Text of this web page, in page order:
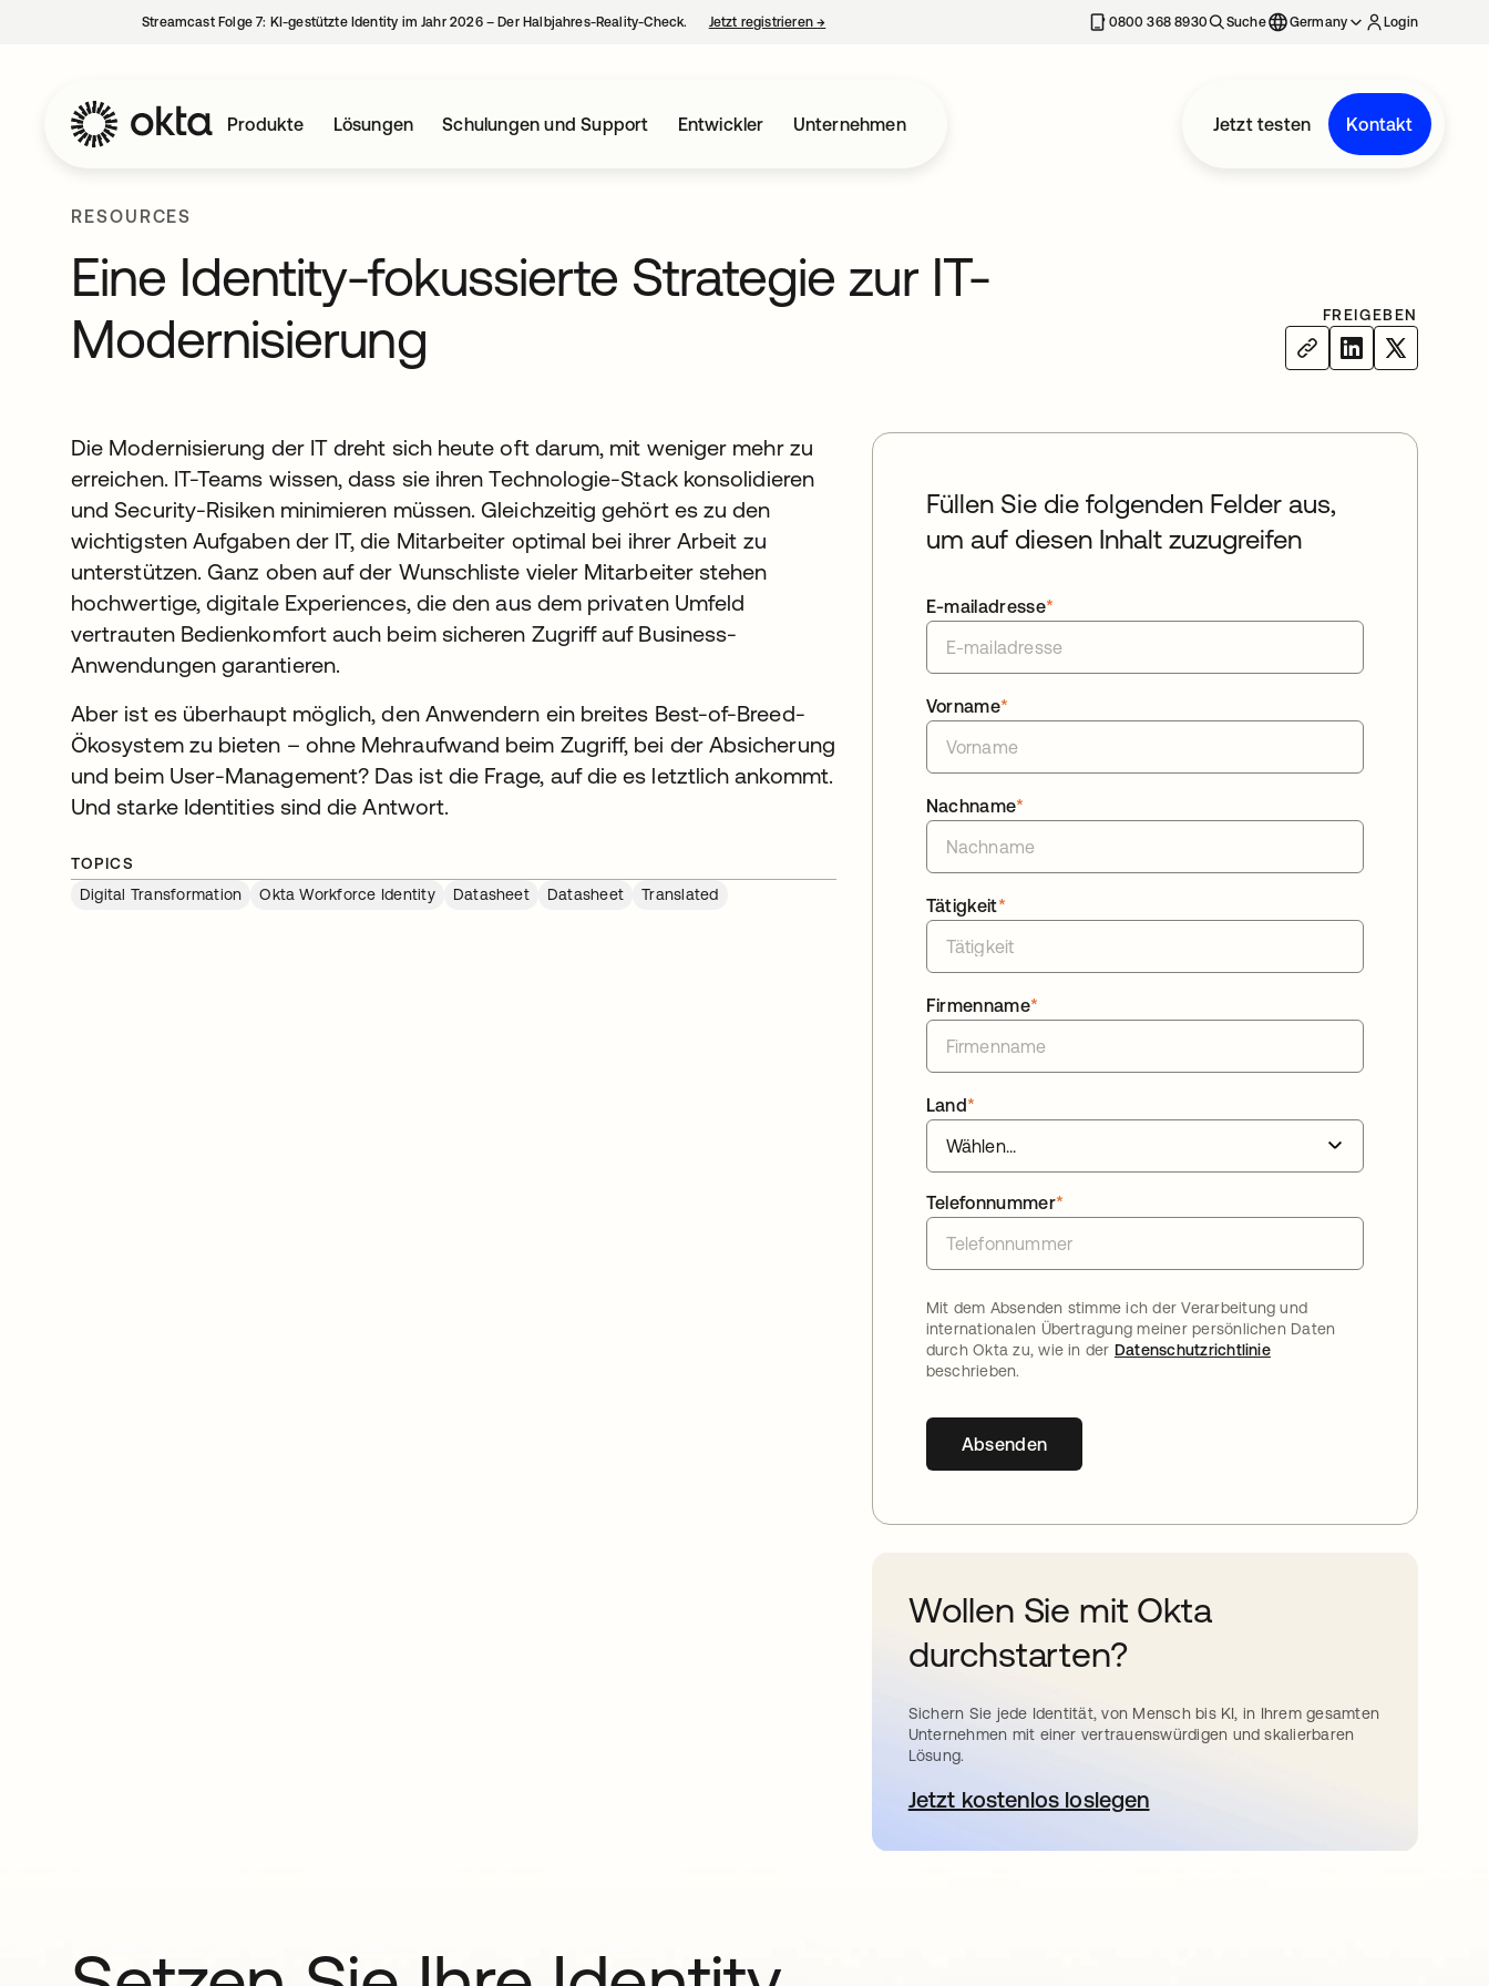
Streamcast Folge 7: KI-gestützte Identity im Jahr 2026 – Der Halbjahres-Reality-Check. Jetzt registrieren→ 0800 368 8930 Suche Germany Login
Produkte Lösungen Schulungen und Support Entwickler Unternehmen Jetzt testen Kontakt
RESOURCES
Eine Identity-fokussierte Strategie zur IT-
Modernisierung
FREIGEBEN
Die Modernisierung der IT dreht sich heute oft darum, mit weniger mehr zu
erreichen. IT-Teams wissen, dass sie ihren Technologie-Stack konsolidieren
und Security-Risiken minimieren müssen. Gleichzeitig gehört es zu den
wichtigsten Aufgaben der IT, die Mitarbeiter optimal bei ihrer Arbeit zu
unterstützen. Ganz oben auf der Wunschliste vieler Mitarbeiter stehen
hochwertige, digitale Experiences, die den aus dem privaten Umfeld
vertrauten Bedienkomfort auch beim sicheren Zugriff auf Business-
Anwendungen garantieren.
Aber ist es überhaupt möglich, den Anwendern ein breites Best-of-Breed-
Ökosystem zu bieten – ohne Mehraufwand beim Zugriff, bei der Absicherung
und beim User-Management? Das ist die Frage, auf die es letztlich ankommt.
Und starke Identities sind die Antwort.
TOPICS
Digital Transformation
Okta Workforce Identity Datasheet Datasheet Translated
Füllen Sie die folgenden Felder aus,
um auf diesen Inhalt zuzugreifen
*
E-mailadresse
*
Vorname
*
Nachname
*
Tätigkeit
*
Firmenname
*
Land
*
Telefonnummer
Mit dem Absenden stimme ich der Verarbeitung und
internationalen Übertragung meiner persönlichen Daten
durch Okta zu, wie in der Datenschutzrichtlinie
beschrieben.
Absenden
Wollen Sie mit Okta
durchstarten?
Sichern Sie jede Identität, von Mensch bis KI, in Ihrem gesamten
Unternehmen mit einer vertrauenswürdigen und skalierbaren
Lösung.
Jetzt kostenlos loslegenwird in einer neuen Registerkarte geöffnet